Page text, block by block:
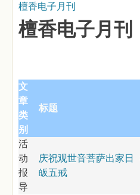
檀香电子月刊
檀香电子月刊
文
章
类
别
标题
活
动
报
导
庆祝观世音菩萨出家日
皈五戒